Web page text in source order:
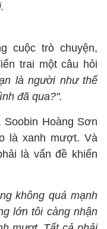
cuộc trò chuyện,
trai một câu hỏi
là người như thế
đã qua?".
Soobin Hoàng Sơn
là xanh mượt. Và
là vấn đề khiến
không quá mạnh
lớn tôi càng nhận